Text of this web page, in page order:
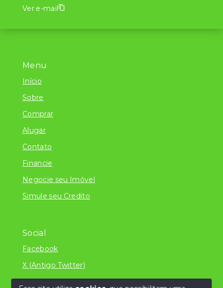
Menu
Início
Sobre
Comprar
Alugar
Contato
Financie
Negocie seu Imóvel
Simule seu Credito
Social
Facebook
X (Antigo Twitter)
Ver e-mail